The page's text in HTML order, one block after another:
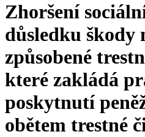
Zhoršení
důsledku škody
způsobené
které zakládá
poskytnutí
obětem trestné